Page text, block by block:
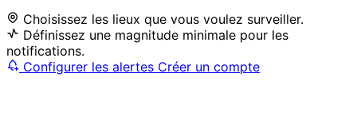
Choisissez les lieux que vous voulez surveiller.
Définissez une magnitude minimale pour les
notifications.
Configurer les alertes Créer un compte